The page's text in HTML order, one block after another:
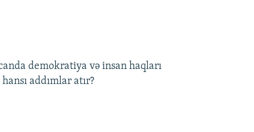
demokratiya və insan haqları
addımlar atır?